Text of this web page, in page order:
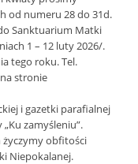
od numeru 28 do 31d.
Sanktuarium Matki
1 – 12 luty 2026/.
tego roku. Tel.
stronie
i gazetki parafialnej
zamyśleniu”.
obfitości
Niepokalanej.